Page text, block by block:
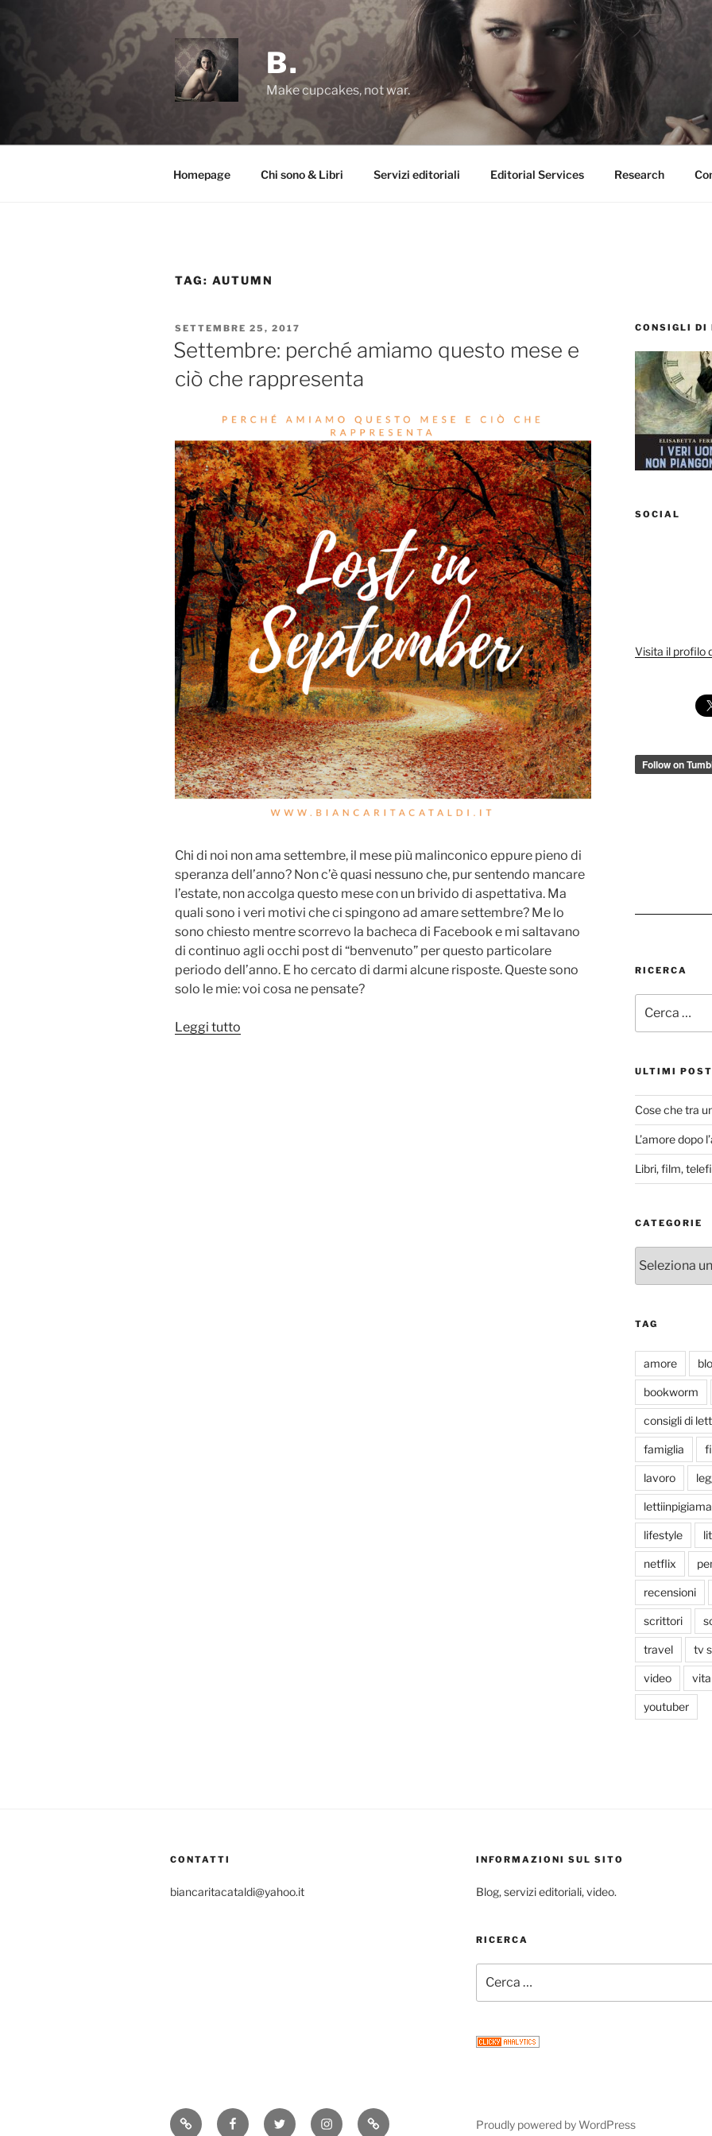
B.
Make cupcakes, not war.
Homepage Chi sono & Libri Servizi editoriali Editorial Services Research
TAG: AUTUMN
PUBBLICATO
IL
SETTEMBRE 25, 2017
Settembre: perché amiamo questo mese e
ciò che rappresenta
Chi di noi non ama settembre, il mese più malinconico eppure pieno di
speranza dell’anno? Non c’è quasi nessuno che, pur sentendo mancare
l’estate, non accolga questo mese con un brivido di aspettativa. Ma
quali sono i veri motivi che ci spingono ad amare settembre? Me lo
sono chiesto mentre scorrevo la bacheca di Facebook e mi saltavano
di continuo agli occhi post di “benvenuto” per questo particolare
periodo dell’anno. E ho cercato di darmi alcune risposte. Queste sono
solo le mie: voi cosa ne pensate?
Leggi tutto
CONSIGLI DI
SOCIAL
Visita il profilo
RICERCA
ULTIMI POST
Cose che tra
L’amore dopo
Libri, film,
CATEGORIE
TAG
amore
bookworm
consigli di
famiglia
lavoro
lettiinpigiama
lifestyle
netflix
recensioni
scrittori
travel tv
video vita
youtuber
CONTATTI
biancaritacataldi@yahoo.it
INFORMAZIONI SUL SITO
Blog, servizi editoriali, video.
RICERCA
Consigli FacebookTwitter InstagramEmail Proudly powered by WordPress